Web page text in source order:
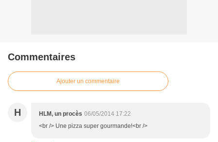
Commentaires
Ajouter un commentaire
H HLM, un procès 06/05/2014 17:22
<br /> Une pizza super gourmande!<br />